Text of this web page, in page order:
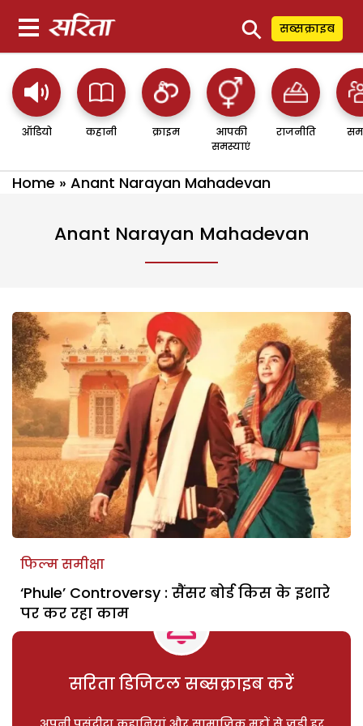
⚲ सब्सक्राइब
ऑडियो कहानी क्राइम
आपकी
समस्याएं
राजनीति
Home » Anant Narayan Mahadevan
Anant Narayan Mahadevan
फिल्म समीक्षा
‘Phule’ Controversy : सैंसर बोर्ड किस के इशारे
पर कर रहा काम
सरिता डिजिटल सब्सक्राइब करें